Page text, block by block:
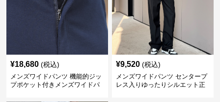
¥18,680 (税込)
メンズワイドパンツ 機能的ジッ
プポケット付きメンズワイドパ
¥9,520 (税込)
メンズワイドパンツ センタープ
レス入りゆったりシルエット正